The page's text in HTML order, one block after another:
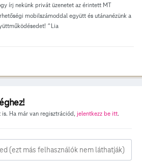
írj nekünk privát üzenetet az érintett MT
mobilszámoddal együtt és utánanézünk a
^Lia
Ha már van regisztrációd, jelentkezz be itt.